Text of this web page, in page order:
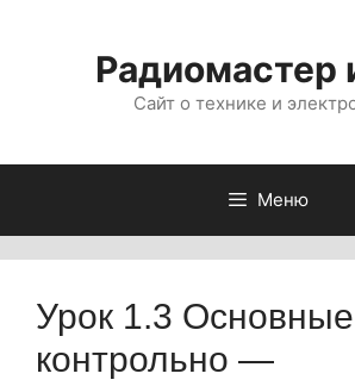
содержимомуРадиомастер
Сайт о технике и
Меню
Урок 1.3 Основные
контрольно —